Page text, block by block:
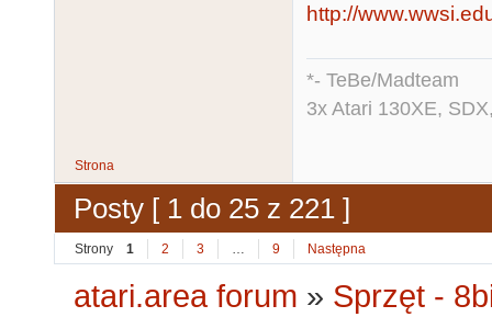
http://
*- TeBe/Madteam
3x Atari 130XE,
Strona
Posty [ 1 do 25 z 221 ]
Strony 1 2 3 9 Następna
atari.area forum » Sprzęt -